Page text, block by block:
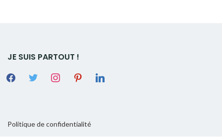
JE SUIS PARTOUT !
Politique de confidentialité